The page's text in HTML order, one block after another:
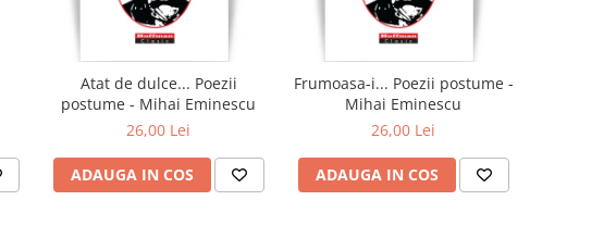
Atat de dulce... Poezii
postume - Mihai Eminescu
26,00 Lei
ADAUGA IN COS
Frumoasa-i... Poezii postume -
Mihai Eminescu
26,00 Lei
ADAUGA IN COS